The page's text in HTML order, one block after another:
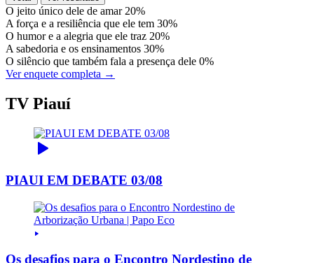
O jeito único dele de amar 20%
A força e a resiliência que ele tem 30%
O humor e a alegria que ele traz 20%
A sabedoria e os ensinamentos 30%
O silêncio que também fala a presença dele 0%
Ver enquete completa →
TV Piauí
PIAUI EM DEBATE 03/08
Os desafios para o Encontro Nordestino de